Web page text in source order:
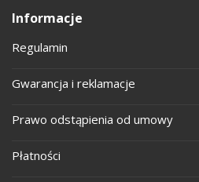
Informacje
Regulamin
Gwarancja i reklamacje
Prawo odstąpienia od umowy
Płatności